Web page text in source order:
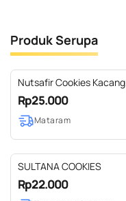
Produk Serupa
Nutsafir Cookies Kacang
Merah
Rp25.000
Mataram
SULTANA COOKIES
Rp22.000